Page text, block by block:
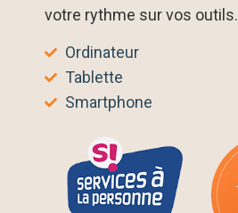
votre rythme sur vos outils.
Ordinateur
Tablette
Smartphone